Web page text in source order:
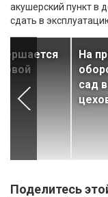
акушерский пункт в
сдать в
На
сад
Поделитесь